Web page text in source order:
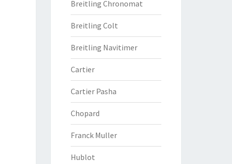
Breitling Chronomat
Breitling Colt
Breitling Navitimer
Cartier
Cartier Pasha
Chopard
Franck Muller
Hublot